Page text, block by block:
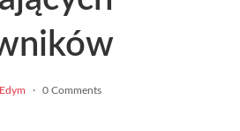
Edym · 0 Comments